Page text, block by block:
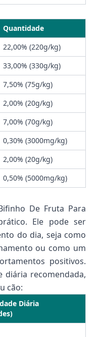
Quantidade
22,00% (220g/kg)
33,00% (330g/kg)
7,50% (75g/kg)
2,00% (20g/kg)
7,00% (70g/kg)
0,30% (3000mg/kg)
2,00% (20g/kg)
0,50% (5000mg/kg)
De Fruta Para
Ele pode ser
do dia, seja como
ou como um
positivos.
diária recomendada,
cão:
Diária